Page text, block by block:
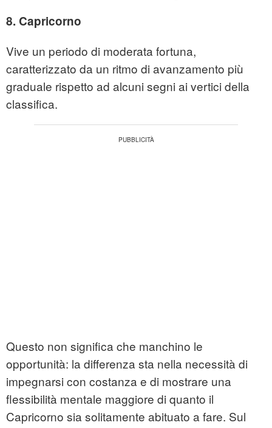
8. Capricorno
Vive un periodo di moderata fortuna,
caratterizzato da un ritmo di avanzamento più
graduale rispetto ad alcuni segni ai vertici della
classifica.
Questo non significa che manchino le
opportunità: la differenza sta nella necessità di
impegnarsi con costanza e di mostrare una
flessibilità mentale maggiore di quanto il
Capricorno sia solitamente abituato a fare. Sul